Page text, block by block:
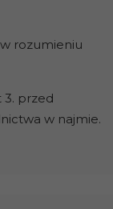
rozumieniu
3. przed
w najmie.